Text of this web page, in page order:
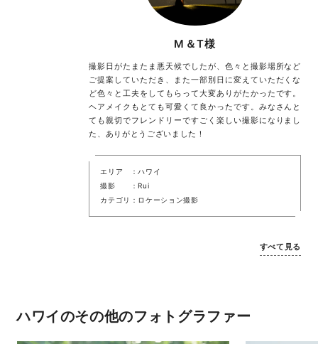
M＆T様
撮影日がたまたま悪天候でしたが、色々と撮影場所など
ご提案していただき、また一部別日に変えていただくな
ど色々と工夫をしてもらって大変ありがたかったです。
ヘアメイクもとても可愛くて良かったです。みなさんと
ても親切でフレンドリーですごく楽しい撮影になりまし
た、ありがとうございました！
エリア
ハワイ
撮影
Rui
カテゴリ
ロケーション撮影
すべて見る
ハワイのその他のフォトグラファー